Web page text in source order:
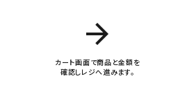
arrow_forward
カート画面で商品と金額を
確認しレジへ進みます。